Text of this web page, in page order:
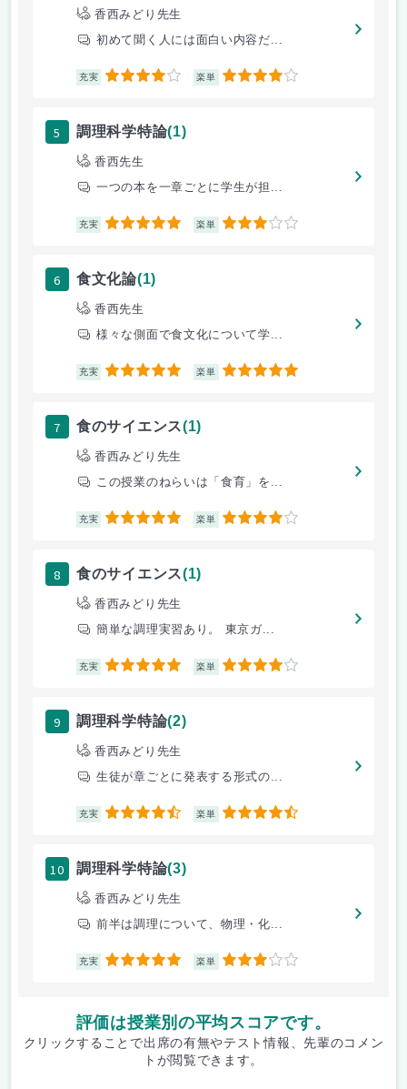
香西みどり先生
初めて聞く人には面白い内容だ...
充実 4 楽単 4
5 調理科学特論(1)
香西先生
一つの本を一章ごとに学生が担...
充実 5 楽単 3
6 食文化論(1)
香西先生
様々な側面で食文化について学...
充実 5 楽単 5
7 食のサイエンス(1)
香西みどり先生
この授業のねらいは「食育」を...
充実 5 楽単 4
8 食のサイエンス(1)
香西みどり先生
簡単な調理実習あり。 東京ガ...
充実 5 楽単 4
9 調理科学特論(2)
香西みどり先生
生徒が章ごとに発表する形式の...
充実 4.5 楽単 4.5
10 調理科学特論(3)
香西みどり先生
前半は調理について、物理・化...
充実 5 楽単 3
評価は授業別の平均スコアです。
クリックすることで出席の有無やテスト情報、先輩のコメン
トが閲覧できます。